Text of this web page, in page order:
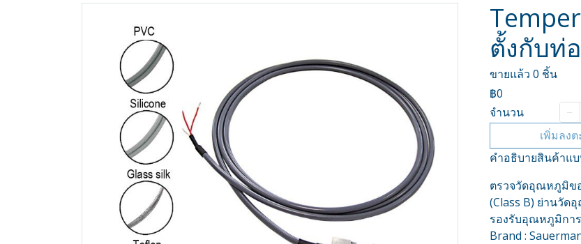
ตั้งกับท่
ขายแล้ว 0 ชิ้น
฿0
จำนวน
เพิ่มลง
คำอธิบายสินค้าแ
ตรวจวัดอุณหภูมิข
(Class B) ย่านวัด
รองรับอุณหภูมิการ
Brand :